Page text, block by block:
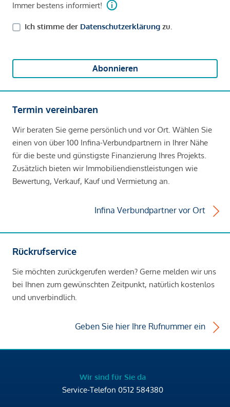
Immer bestens informiert!
Ich stimme der Datenschutzerklärung zu.
Abonnieren
Termin vereinbaren
Wir beraten Sie gerne persönlich und vor Ort. Wählen Sie
einen von über 100 Infina-Verbundpartnern in Ihrer Nähe
für die beste und günstigste Finanzierung Ihres Projekts.
Zusätzlich bieten wir Immobiliendienstleistungen wie
Bewertung, Verkauf, Kauf und Vermietung an.
Infina Verbundpartner vor Ort
Rückrufservice
Sie möchten zurückgerufen werden? Gerne melden wir uns
bei Ihnen zum gewünschten Zeitpunkt, natürlich kostenlos
und unverbindlich.
Geben Sie hier Ihre Rufnummer ein
Wir sind für Sie da
Service-Telefon 0512 584380